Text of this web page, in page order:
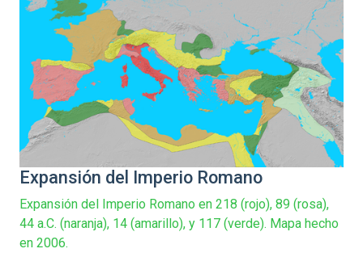
Expansión del Imperio Romano
Expansión del Imperio Romano en 218 (rojo), 89 (rosa),
44 a.C. (naranja), 14 (amarillo), y 117 (verde). Mapa hecho
en 2006.